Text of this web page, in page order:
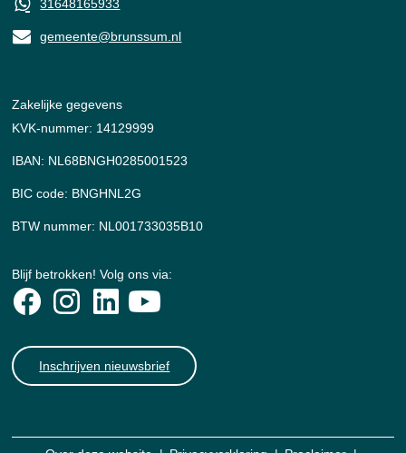
31648165933
gemeente@brunssum.nl
Zakelijke gegevens
KVK-nummer: 14129999
IBAN: NL68BNGH0285001523
BIC code: BNGHNL2G
BTW nummer: NL001733035B10
Blijf betrokken! Volg ons via:
Inschrijven nieuwsbrief